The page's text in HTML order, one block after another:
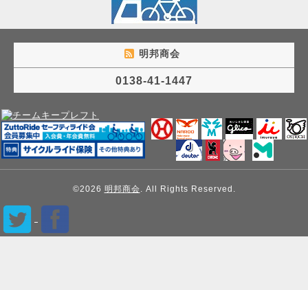
明邦商会
0138-41-1447
©2026 明邦商会. All Rights Reserved.